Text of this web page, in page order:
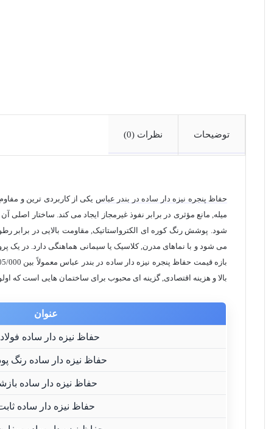
توضیحات نظرات (0)
حفاظ پنجره نیزه دار ساده در بندر عباس یکی از کاربردی ترین و
شود. پوشش رنگ کوره ای الکترواستاتیک, مقاومت بالایی در برابر
می شود و با نماهای مدرن, کلاسیک یا سیمانی هماهنگی دارد. در
بازه قیمت حفاظ پنجره نیزه دار ساده در بندر عباس معمولاً بین 905/000 تا
بالا و هزینه اقتصادی, گزینه ای محبوب برای ساختمان هایی است که
عنوان
حفاظ نیزه دار ساده
حفاظ نیزه دار ساده رنگ
حفاظ نیزه دار ساده
حفاظ نیزه دار ساده